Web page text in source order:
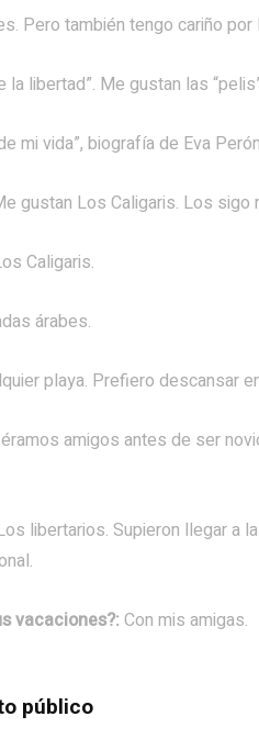
Pero también tengo cariño
la libertad”. Me gustan las
mi vida”, biografía de Eva
gustan Los Caligaris. Los sigo
Caligaris.
árabes.
playa. Prefiero descansar
amigos antes de ser
libertarios. Supieron llegar a
vacaciones?:Con mis amigas.
público